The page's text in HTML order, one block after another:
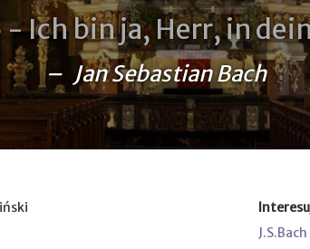
-Ich bin ja, Herr, in
– Jan Sebastian Bach